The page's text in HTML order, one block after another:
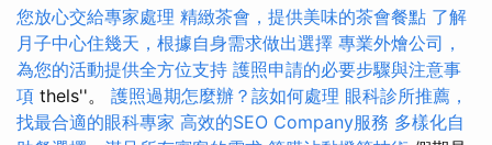
您放心交給專家處理 精緻茶會，提供美味的茶會餐點 了解
月子中心住幾天，根據自身需求做出選擇 專業外燴公司，
為您的活動提供全方位支持 護照申請的必要步驟與注意事
項 thels''。 護照過期怎麼辦？該如何處理 眼科診所推薦，
找最合適的眼科專家 高效的SEO Company服務 多樣化自